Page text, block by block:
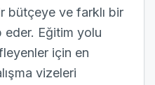
bütçeye ve farklı bir
eder. Eğitim yolu
için en
vizeleri